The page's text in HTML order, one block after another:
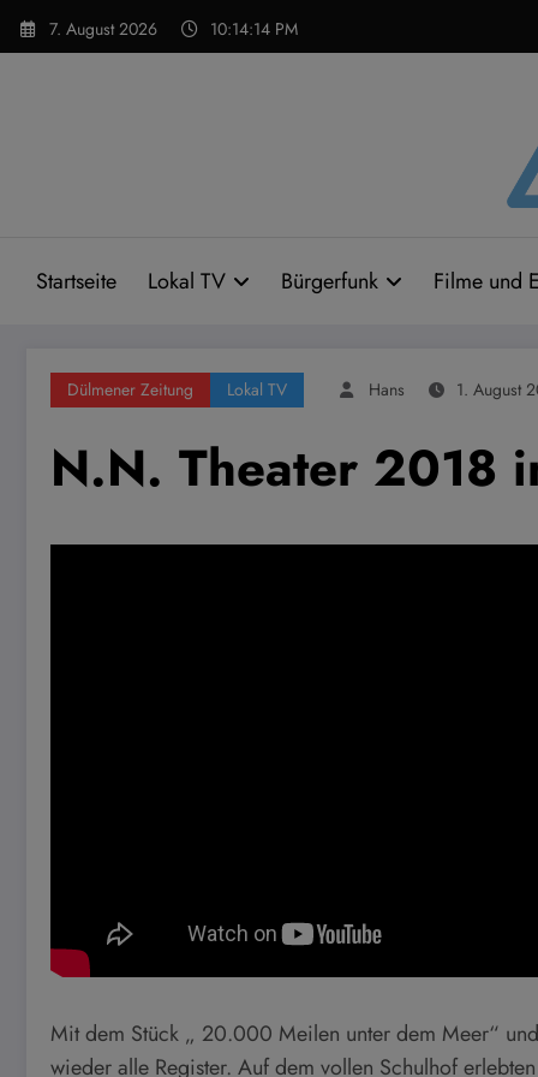
Zum
Inhalt
7. August 2026 10:14:15 PM
Startseite Lokal TV Bürgerfunk Filme und
Dülmener Zeitung Lokal TV Hans 1. August
N.N. Theater 2018
Mit dem Stück „ 20.000 Meilen unter dem Meer“
wieder alle Register. Auf dem vollen Schulhof